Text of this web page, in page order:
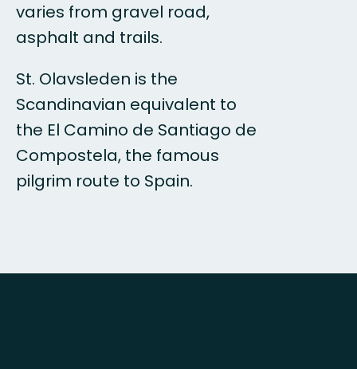
varies from gravel road,
asphalt and trails.
St. Olavsleden is the
Scandinavian equivalent to
the El Camino de Santiago de
Compostela, the famous
pilgrim route to Spain.